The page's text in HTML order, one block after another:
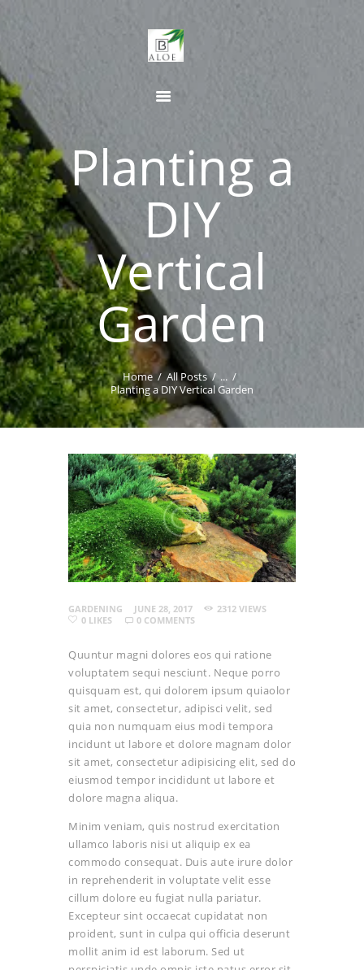
Planting a
DIY
Vertical
Garden
Home All Posts
...
Planting a DIY Vertical Garden
BHASKARA BIOTECH
PRODUCTS
CATEGORIES
GALLERY
CONTACT US
GARDENING JUNE 28, 2017 2312 VIEWS
0 LIKES 0 COMMENTS
Quuntur magni dolores eos qui ratione
voluptatem sequi nesciunt. Neque porro
quisquam est, qui dolorem ipsum quiaolor
sit amet, consectetur, adipisci velit, sed
quia non numquam eius modi tempora
incidunt ut labore et dolore magnam dolor
sit amet, consectetur adipisicing elit, sed do
eiusmod tempor incididunt ut labore et
dolore magna aliqua.
Minim veniam, quis nostrud exercitation
ullamco laboris nisi ut aliquip ex ea
commodo consequat. Duis aute irure dolor
in reprehenderit in voluptate velit esse
cillum dolore eu fugiat nulla pariatur.
Excepteur sint occaecat cupidatat non
proident, sunt in culpa qui officia deserunt
mollit anim id est laborum. Sed ut